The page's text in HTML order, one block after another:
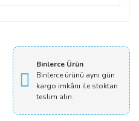
siz yapın!
Binlerce Ürün
Binlerce ürünü aynı gün
kargo imkânı ile stoktan
teslim alın.